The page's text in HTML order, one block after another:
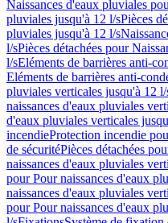
Naissances d'eaux pluviales
pluviales jusqu'à 12 l/sPièces
pluviales jusqu'à 12 l/s
l/sPièces détachées pour
l/sEléments de barrières anti-
Eléments de barrières anti-
pluviales verticales jusqu'à 12 l/
naissances d'eaux pluviales
d'eaux pluviales verticales
incendieProtection incendie
de sécuritéPièces détachées
naissances d'eaux pluviales
pour Pour naissances d'eaux
naissances d'eaux pluviales
pour Pour naissances d'eaux